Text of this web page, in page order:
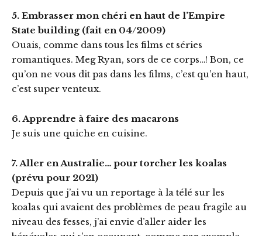
5. Embrasser mon chéri en haut de l’Empire
State building (fait en 04/2009)
Ouais, comme dans tous les films et séries
romantiques. Meg Ryan, sors de ce corps…! Bon, ce
qu’on ne vous dit pas dans les films, c’est qu’en haut,
c’est super venteux.
6. Apprendre à faire des macarons
Je suis une quiche en cuisine.
7. Aller en Australie… pour torcher les koalas
(prévu pour 2021)
Depuis que j’ai vu un reportage à la télé sur les
koalas qui avaient des problèmes de peau fragile au
niveau des fesses, j’ai envie d’aller aider les